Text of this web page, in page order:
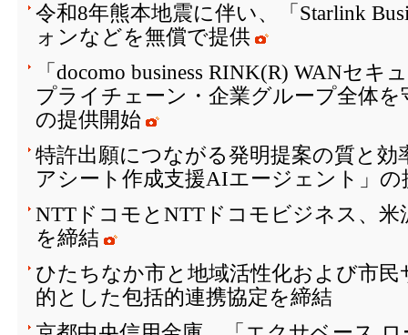
令和8年熊本地震に伴い、「Starlink
ォンなどを無償で提供
「docomo business RINK(R) WANセ
プライチェーン・企業グループ全体を
の提供開始
特許出願につながる発明提案の質と効
アシート作成支援AIエージェント」の
NTTドコモとNTTドコモビジネス、米
を締結
ひたちなか市と地域活性化および市
的とした包括的連携協定を締結